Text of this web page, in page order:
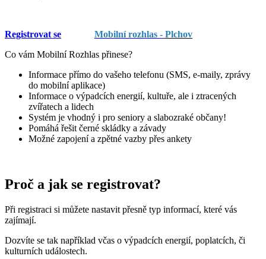
Registrovat se Mobilní rozhlas - Plchov
Co vám Mobilní Rozhlas přinese?
Informace přímo do vašeho telefonu (SMS, e-maily, zprávy
do mobilní aplikace)
Informace o výpadcích energií, kultuře, ale i ztracených
zvířatech a lidech
Systém je vhodný i pro seniory a slabozraké občany!
Pomáhá řešit černé skládky a závady
Možné zapojení a zpětné vazby přes ankety
Proč a jak se registrovat?
Při registraci si můžete nastavit přesně typ informací, které vás
zajímají.
Dozvíte se tak například včas o výpadcích energií, poplatcích, či
kulturních událostech.